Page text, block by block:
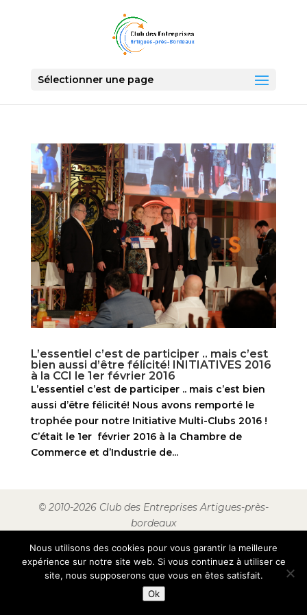
Sélectionner une page
L’essentiel c’est de participer .. mais c’est
bien aussi d’être félicité! INITIATIVES 2016
à la CCI le 1er février 2016
L’essentiel c’est de participer .. mais c’est bien
aussi d’être félicité! Nous avons remporté le
trophée pour notre Initiative Multi-Clubs 2016 !
C’était le 1er février 2016 à la Chambre de
Commerce et d’Industrie de...
© 2010-2026 Club des Entreprises Artigues-près-
bordeaux
Nous utilisons des cookies pour vous garantir la meilleure
expérience sur notre site web. Si vous continuez à utiliser ce
site, nous supposerons que vous en êtes satisfait.
Ok